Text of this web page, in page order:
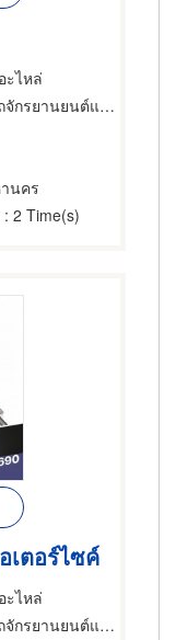
ะไหล่
กรณ์และอะไหล่รถจักรยานยนต์และรถสกูตเตอร์
นคร
: 2 Time(s)
ตอร์ไซค์
ะไหล่
กรณ์และอะไหล่รถจักรยานยนต์และรถสกูตเตอร์